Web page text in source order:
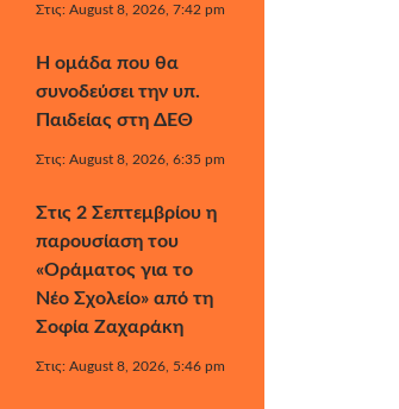
Στις: August 8, 2026, 7:42 pm
Η ομάδα που θα
συνοδεύσει την υπ.
Παιδείας στη ΔΕΘ
Στις: August 8, 2026, 6:35 pm
Στις 2 Σεπτεμβρίου η
παρουσίαση του
«Οράματος για το
Νέο Σχολείο» από τη
Σοφία Ζαχαράκη
Στις: August 8, 2026, 5:46 pm